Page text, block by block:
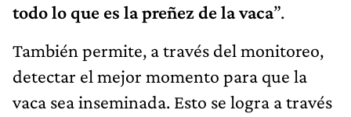
todo lo que es la preñez de la vaca”.
También permite, a través del monitoreo,
detectar el mejor momento para que la
vaca sea inseminada. Esto se logra a través